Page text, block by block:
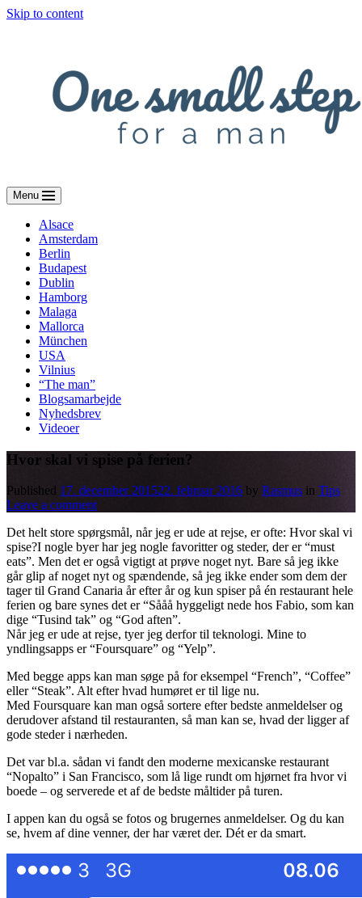
Skip to content
Menu
Alsace
Amsterdam
Berlin
Budapest
Dublin
Hamborg
Malaga
Mallorca
München
USA
Vilnius
“The man”
Blogsamarbejde
Nyhedsbrev
Videoer
Hvor skal vi spise på ferien?
Published 17. december 201522. februar 2016 by Rasmus in Tips
Leave a comment
Det helt store spørgsmål, når jeg er ude at rejse, er ofte: Hvor skal vi
spise?I nogle byer har jeg nogle favoritter og steder, der er “must
eats”. Men det er også vigtigt at prøve noget nyt. Bare så jeg ikke
går glip af noget nyt og spændende, så jeg ikke ender som dem der
tager til Grand Canaria år efter år og kun spiser på én restaurant hele
ferien og bare synes det er “Sååå hyggeligt nede hos Fabio, som kan
dige “Tusind tak” og “God aften”.
Når jeg er ude at rejse, tyer jeg derfor til teknologi. Mine to
yndlingsapps er “Foursquare” og “Yelp”.
Med begge apps kan man søge på for eksempel “French”, “Coffee”
eller “Steak”. Alt efter hvad humøret er til lige nu.
Med Foursquare kan man også sortere efter bedste anmeldelser og
derudover afstand til restauranten, så man kan se, hvad der ligger af
gode steder i nærheden.
Det var bl.a. sådan vi fandt den moderne mexicanske restaurant
“Nopalto” i San Francisco, som lå lige rundt om hjørnet fra hvor vi
boede – og serverede et af de bedste måltider på turen.
I appen kan du også se fotos og brugernes anmeldelser. Og du kan
se, hvem af dine venner, der har været der. Dét er da smart.